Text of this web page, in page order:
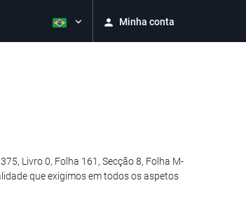
Minha conta
Livro 0, Folha 161, Secção 8, Folha M-
que exigimos em todos os aspetos